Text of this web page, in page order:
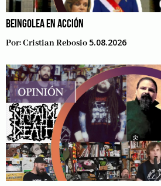
BEINGOLEA EN ACCIÓN
Por:Cristian Rebosio 5.08.2026